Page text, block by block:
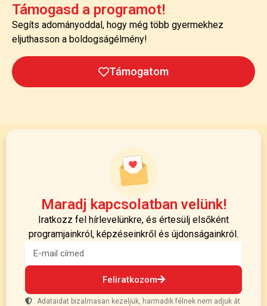
Támogasd a programot!
Segíts adományoddal, hogy még több gyermekhez
eljuthasson a boldogságélmény!
Támogatom
Maradj kapcsolatban velünk!
Iratkozz fel hírlevelünkre, és értesülj elsőként
programjainkról, képzéseinkről és újdonságainkról.
Feliratkozom
Adataidat bizalmasan kezeljük, harmadik félnek nem adjuk át